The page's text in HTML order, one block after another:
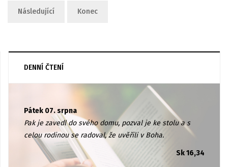
Následující Konec
DENNÍ ČTENÍ
Pátek 07. srpna
Pak je zavedl do svého domu, pozval je ke stolu a s
celou rodinou se radoval, že uvěřili v Boha.
Sk 16,34